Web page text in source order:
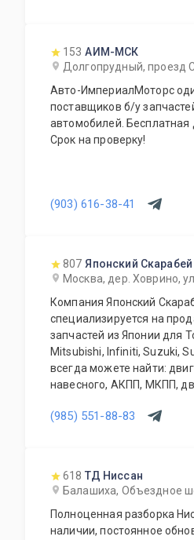
153 АИМ-МСК
Долгопрудный, проезд
Авто-ИмпериалМоторс
поставщиков б/у
автомобилей. Бесплатная
Срок на проверку!
(903) 616-38-41
807 Японский
Москва, дер. Ховрино,
Компания Японский
специализируется на
запчастей из Японии для
Mitsubishi, Infiniti, Suzuki,
всегда можете найти:
навесного, АКПП, МКПП,
двери, фары, фонари,
осуществляем доставку
Московской области,
по России и доставку до
компании.
(985) 551-88-83
618 ТД Ниссан
Балашиха, Объездное
Полноценная разборка
наличии, постоянное